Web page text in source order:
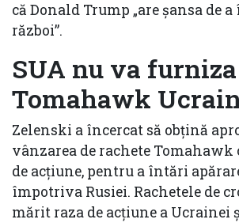
că Donald Trump „are șansa de
război”.
SUA nu va
Tomahawk
Zelenski a încercat să obțină
vânzarea de rachete Tomahawk
de acțiune, pentru a întări
împotriva Rusiei. Rachetele de
mărit raza de acțiune a Ucrainei